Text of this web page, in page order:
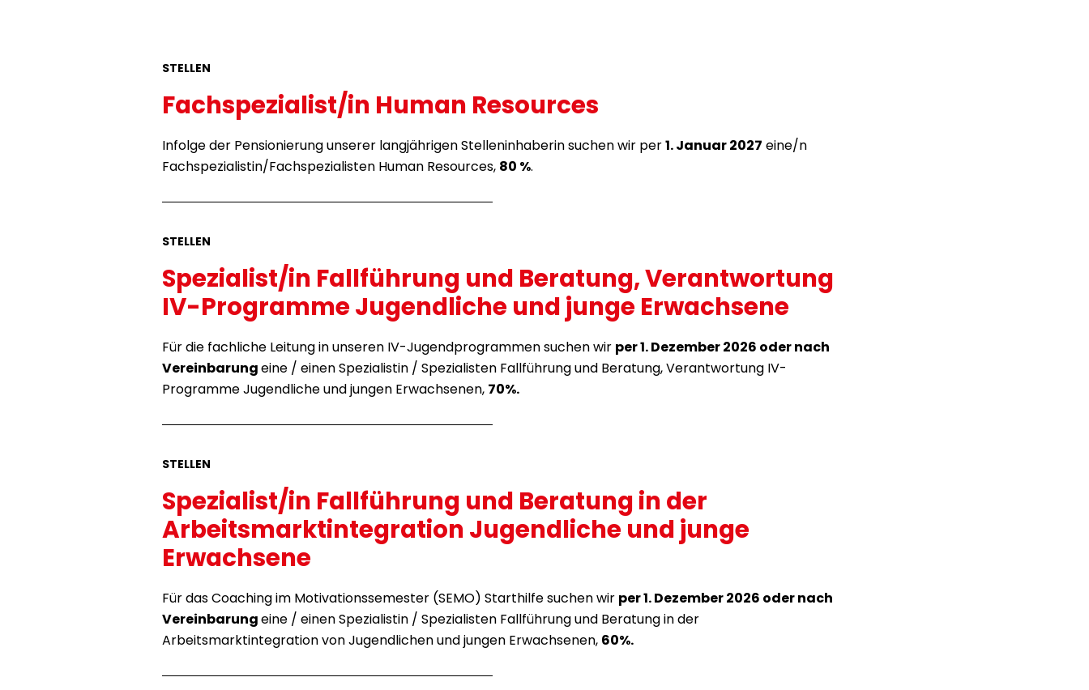
STELLEN
Fachspezialist/in Human Resources
Infolge der Pensionierung unserer langjährigen Stelleninhaberin suchen wir per1. Januar 2027 eine/n
Fachspezialistin/Fachspezialisten Human Resources, 80 %.
STELLEN
Spezialist/in Fallführung und Beratung, Verantwortung
IV-Programme Jugendliche und junge Erwachsene
Für die fachliche Leitung in unseren IV-Jugendprogrammen suchen wir per 1. Dezember 2026 oder nach
Vereinbarungeine / einen Spezialistin / Spezialisten Fallführung und Beratung, Verantwortung IV-
Programme Jugendliche und jungen Erwachsenen, 70%.
STELLEN
Spezialist/in Fallführung und Beratung in der
Arbeitsmarktintegration Jugendliche und junge
Erwachsene
Für das Coaching im Motivationssemester (SEMO) Starthilfe suchen wir per 1. Dezember 2026 oder nach
Vereinbarungeine / einen Spezialistin / Spezialisten Fallführung und Beratung in der
Arbeitsmarktintegration von Jugendlichen und jungen Erwachsenen, 60%.